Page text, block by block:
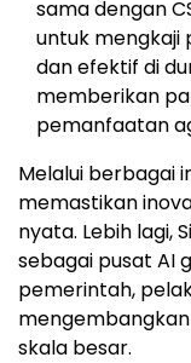
sama dengan
untuk mengkaji
dan efektif di
memberikan
pemanfaatan
Melalui berbagai
memastikan
nyata. Lebih lagi,
sebagai pusat AI
pemerintah,
skala besar.